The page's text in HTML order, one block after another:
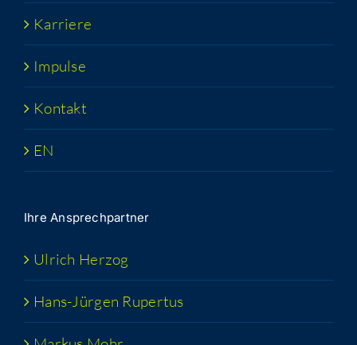
Kar­rie­re
Impul­se
Kon­takt
EN
Ihre Ansprech­part­ner
Ulrich Her­zog
Hans-Jür­­gen Rupertus